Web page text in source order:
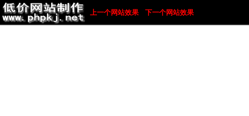
上一个网站效果 下一个网站效果